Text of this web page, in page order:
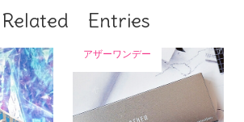
Related Entries
アザーワンデー